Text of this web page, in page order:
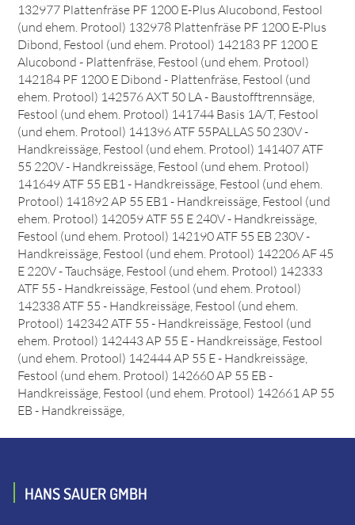
132977 Plattenfräse PF 1200 E-Plus Alucobond, Festool
(und ehem. Protool) 132978 Plattenfräse PF 1200 E-Plus
Dibond, Festool (und ehem. Protool) 142183 PF 1200 E
Alucobond - Plattenfräse, Festool (und ehem. Protool)
142184 PF 1200 E Dibond - Plattenfräse, Festool (und
ehem. Protool) 142576 AXT 50 LA - Baustofftrennsäge,
Festool (und ehem. Protool) 141744 Basis 1A/T, Festool
(und ehem. Protool) 141396 ATF 55PALLAS 50 230V -
Handkreissäge, Festool (und ehem. Protool) 141407 ATF
55 220V - Handkreissäge, Festool (und ehem. Protool)
141649 ATF 55 EB1 - Handkreissäge, Festool (und ehem.
Protool) 141892 AP 55 EB1 - Handkreissäge, Festool (und
ehem. Protool) 142059 ATF 55 E 240V - Handkreissäge,
Festool (und ehem. Protool) 142190 ATF 55 EB 230V -
Handkreissäge, Festool (und ehem. Protool) 142206 AF 45
E 220V - Tauchsäge, Festool (und ehem. Protool) 142333
ATF 55 - Handkreissäge, Festool (und ehem. Protool)
142338 ATF 55 - Handkreissäge, Festool (und ehem.
Protool) 142342 ATF 55 - Handkreissäge, Festool (und
ehem. Protool) 142443 AP 55 E - Handkreissäge, Festool
(und ehem. Protool) 142444 AP 55 E - Handkreissäge,
Festool (und ehem. Protool) 142660 AP 55 EB -
Handkreissäge, Festool (und ehem. Protool) 142661 AP 55
EB - Handkreissäge,
HANS SAUER GMBH